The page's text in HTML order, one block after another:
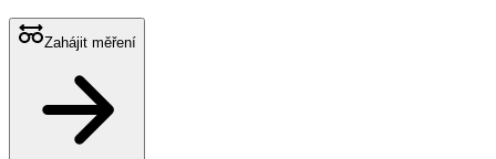
Zahájit měření